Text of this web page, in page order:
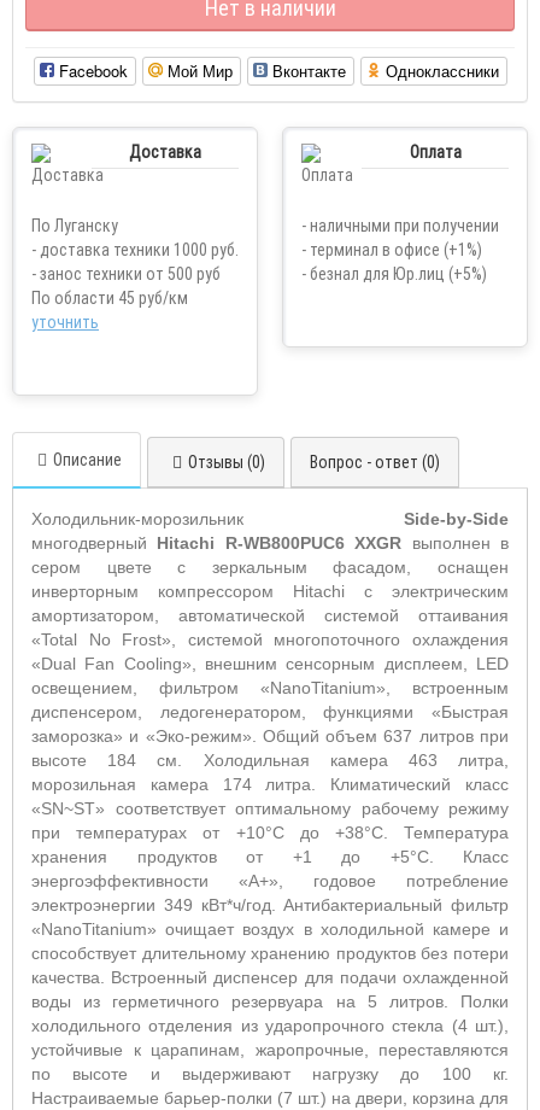
Нет в наличии
Facebook Мой Мир Вконтакте Одноклассники
Доставка
По Луганску
- доставка техники 1000 руб.
- занос техники от 500 руб
По области 45 руб/км
уточнить
Оплата
- наличными при получении
- терминал в офисе (+1%)
- безнал для Юр.лиц (+5%)
Описание Отзывы (0) Вопрос - ответ (0)
Холодильник-морозильник Side-by-Side
многодверный Hitachi R-WB800PUC6 XXGR выполнен в
сером цвете с зеркальным фасадом, оснащен
инверторным компрессором Hitachi с электрическим
амортизатором, автоматической системой оттаивания
«Total No Frost», системой многопоточного охлаждения
«Dual Fan Cooling», внешним сенсорным дисплеем, LED
освещением, фильтром «NanoTitanium», встроенным
диспенсером, ледогенератором, функциями «Быстрая
заморозка» и «Эко-режим». Общий объем 637 литров при
высоте 184 см. Холодильная камера 463 литра,
морозильная камера 174 литра. Климатический класс
«SN~ST» соответствует оптимальному рабочему режиму
при температурах от +10°С до +38°С. Температура
хранения продуктов от +1 до +5°С. Класс
энергоэффективности «А+», годовое потребление
электроэнергии 349 кВт*ч/год. Антибактериальный фильтр
«NanoTitanium» очищает воздух в холодильной камере и
способствует длительному хранению продуктов без потери
качества. Встроенный диспенсер для подачи охлажденной
воды из герметичного резервуара на 5 литров. Полки
холодильного отделения из ударопрочного стекла (4 шт.),
устойчивые к царапинам, жаропрочные, переставляются
по высоте и выдерживают нагрузку до 100 кг.
Настраиваемые барьер-полки (7 шт.) на двери, корзина для